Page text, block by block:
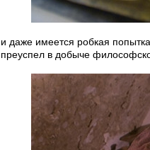
и даже имеется робкая
преуспел в добыче